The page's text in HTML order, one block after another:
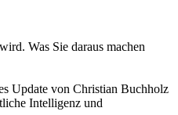
Was Sie daraus machen
Update von Christian Buchholz
Intelligenz und